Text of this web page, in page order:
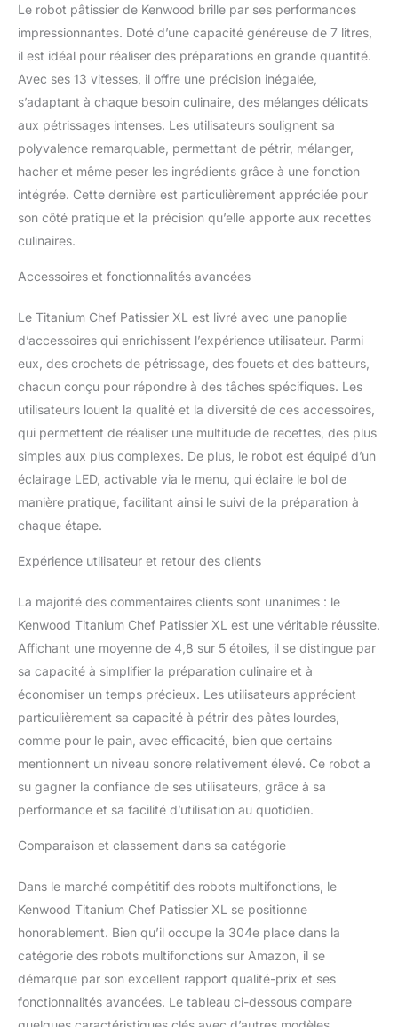
Le robot pâtissier de Kenwood brille par ses performances
impressionnantes. Doté d’une capacité généreuse de 7 litres,
il est idéal pour réaliser des préparations en grande quantité.
Avec ses 13 vitesses, il offre une précision inégalée,
s’adaptant à chaque besoin culinaire, des mélanges délicats
aux pétrissages intenses. Les utilisateurs soulignent sa
polyvalence remarquable, permettant de pétrir, mélanger,
hacher et même peser les ingrédients grâce à une fonction
intégrée. Cette dernière est particulièrement appréciée pour
son côté pratique et la précision qu’elle apporte aux recettes
culinaires.
Accessoires et fonctionnalités avancées
Le Titanium Chef Patissier XL est livré avec une panoplie
d’accessoires qui enrichissent l’expérience utilisateur. Parmi
eux, des crochets de pétrissage, des fouets et des batteurs,
chacun conçu pour répondre à des tâches spécifiques. Les
utilisateurs louent la qualité et la diversité de ces accessoires,
qui permettent de réaliser une multitude de recettes, des plus
simples aux plus complexes. De plus, le robot est équipé d’un
éclairage LED, activable via le menu, qui éclaire le bol de
manière pratique, facilitant ainsi le suivi de la préparation à
chaque étape.
Expérience utilisateur et retour des clients
La majorité des commentaires clients sont unanimes : le
Kenwood Titanium Chef Patissier XL est une véritable réussite.
Affichant une moyenne de 4,8 sur 5 étoiles, il se distingue par
sa capacité à simplifier la préparation culinaire et à
économiser un temps précieux. Les utilisateurs apprécient
particulièrement sa capacité à pétrir des pâtes lourdes,
comme pour le pain, avec efficacité, bien que certains
mentionnent un niveau sonore relativement élevé. Ce robot a
su gagner la confiance de ses utilisateurs, grâce à sa
performance et sa facilité d’utilisation au quotidien.
Comparaison et classement dans sa catégorie
Dans le marché compétitif des robots multifonctions, le
Kenwood Titanium Chef Patissier XL se positionne
honorablement. Bien qu’il occupe la 304e place dans la
catégorie des robots multifonctions sur Amazon, il se
démarque par son excellent rapport qualité-prix et ses
fonctionnalités avancées. Le tableau ci-dessous compare